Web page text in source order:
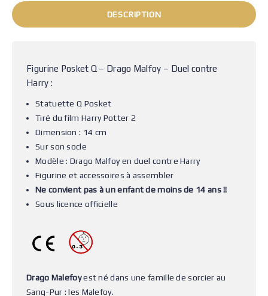
DESCRIPTION
Figurine Posket Q – Drago Malfoy – Duel contre
Harry :
Statuette Q Posket
Tiré du film Harry Potter 2
Dimension : 14 cm
Sur son socle
Modèle : Drago Malfoy en duel contre Harry
Figurine et accessoires à assembler
Ne convient pas à un enfant de moins de 14 ans !!
Sous licence officielle
Drago Malefoyest né dans une famille de sorcier au
Sang-Pur : les Malefoy.